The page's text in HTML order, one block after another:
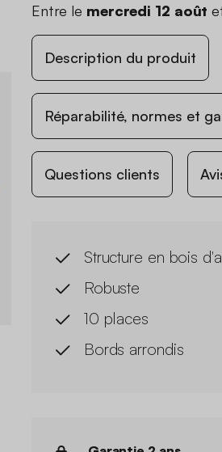
Entre le mercredi 12 août
Description du produit
Réparabilité, normes et
Questions clients
Structure en bois
Robuste
10 places
Bords arrondis